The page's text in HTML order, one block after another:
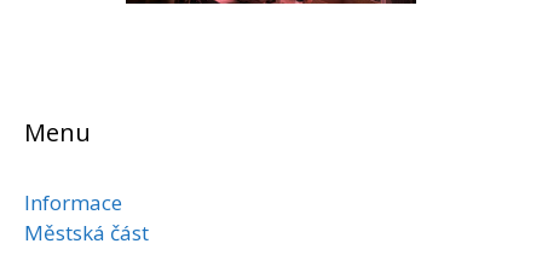
Menu
Informace
Městská část